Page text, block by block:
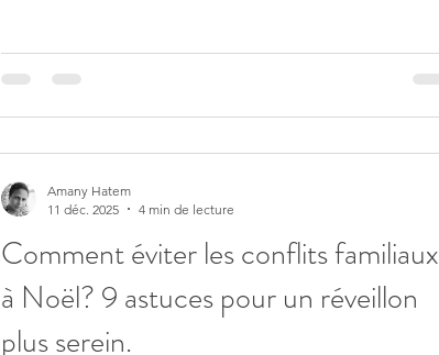
Comment éviter les conflits familiaux
à Noël? 9 astuces pour un réveillon
plus serein.
Amany Hatem
11 déc. 2025
4 min de lecture